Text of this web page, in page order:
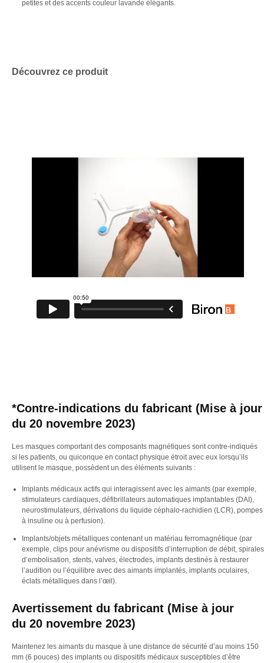
petites et des accents couleur lavande élégants.
Découvrez ce produit
*Contre-indications du fabricant (Mise à jour
du 20 novembre 2023)
Les masques comportant des composants magnétiques sont contre-indiqués
si les patients, ou quiconque en contact physique étroit avec eux lorsqu’ils
utilisent le masque, possèdent un des éléments suivants :
Implants médicaux actifs qui interagissent avec les aimants (par exemple,
stimulateurs cardiaques, défibrillateurs automatiques implantables (DAI),
neurostimulateurs, dérivations du liquide céphalo-rachidien (LCR), pompes
à insuline ou à perfusion).
Implants/objets métalliques contenant un matériau ferromagnétique (par
exemple, clips pour anévrisme ou dispositifs d’interruption de débit, spirales
d’embolisation, stents, valves, électrodes, implants destinés à restaurer
l’audition ou l’équilibre avec des aimants implantés, implants oculaires,
éclats métalliques dans l’œil).
Avertissement du fabricant (Mise à jour
du 20 novembre 2023)
Maintenez les aimants du masque à une distance de sécurité d’au moins 150
mm (6 pouces) des implants ou dispositifs médicaux susceptibles d’être